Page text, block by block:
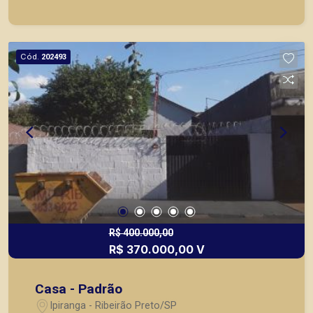
Preto.
Cód. 202493
R$ 400.000,00
R$ 370.000,00 V
Casa - Padrão
Ipiranga - Ribeirão Preto/SP